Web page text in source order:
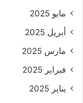
مايو 2025
أبريل 2025
مارس 2025
فبراير 2025
يناير 2025